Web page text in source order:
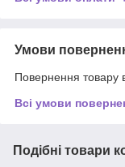
Умови
Повернення товару
Всі умови
Подібні товари